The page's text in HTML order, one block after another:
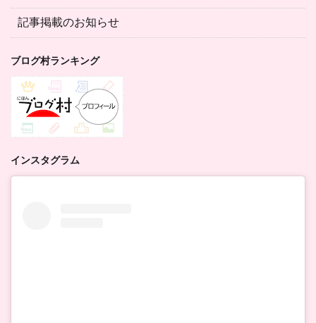
記事掲載のお知らせ
ブログ村ランキング
インスタグラム